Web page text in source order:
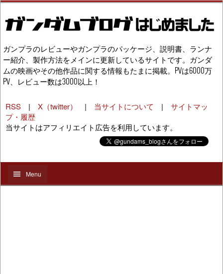
ガンプラのレビューやガンプラのパッケージ、説明書、ランナ
ー紹介、製作方法をメインに更新しているサイトです。ガンダ
ムの映画やその他作品に関する情報もたまに掲載。PVは6000万
PV、レビュー数は3000以上！
RSS | X（twitter） | 当サイトについて | サイトマッ
プ・履歴
当サイトはアフィリエイト広告を利用しています。
Menu